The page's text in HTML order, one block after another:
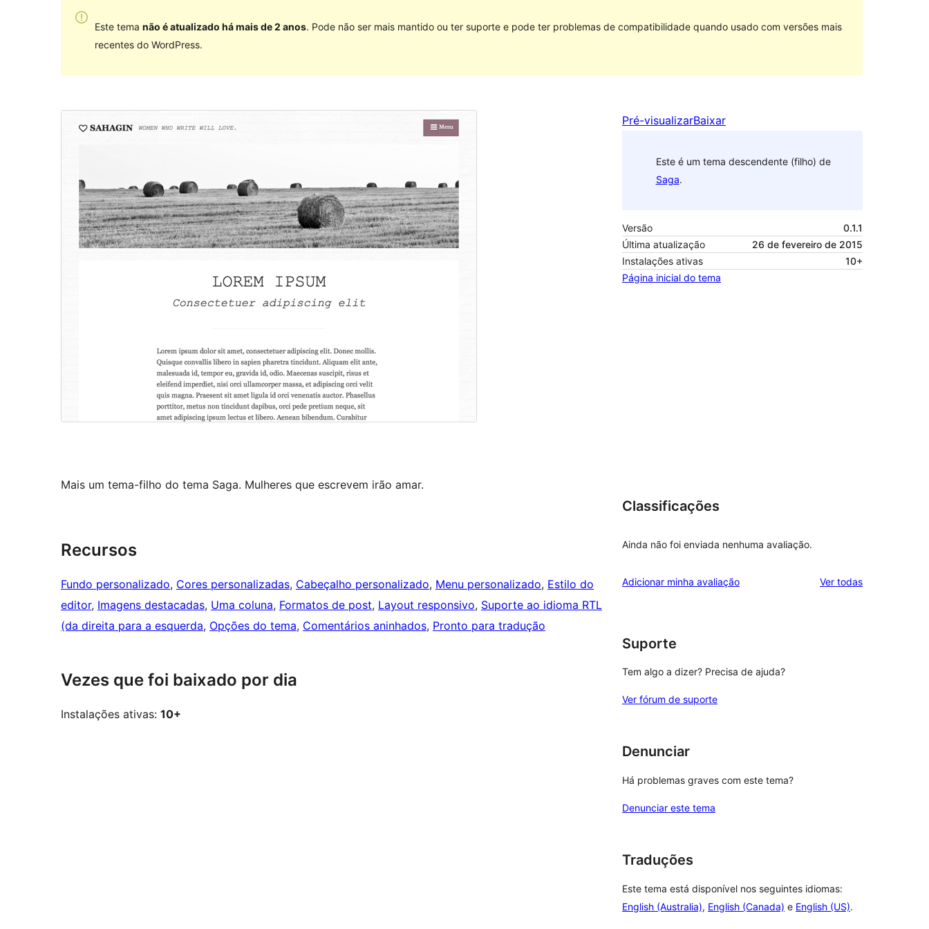
Este tema não é atualizado há mais de 2 anos. Pode não ser mais mantido ou ter suporte e pode ter problemas de compatibilidade quando usado com versões mais
recentes do WordPress.
Pré-visualizarBaixar
Este é um tema descendente (filho) de
Saga.
Versão
0.1.1
Última atualização
26 de fevereiro de 2015
Instalações ativas
10+
Página inicial do tema
Mais um tema-filho do tema Saga. Mulheres que escrevem irão amar.
Recursos
Fundo personalizado, Cores personalizadas, Cabeçalho personalizado, Menu personalizado, Estilo do
editor, Imagens destacadas, Uma coluna, Formatos de post, Layout responsivo, Suporte ao idioma RTL
(da direita para a esquerda, Opções do tema, Comentários aninhados, Pronto para tradução
Vezes que foi baixado por dia
Instalações ativas: 10+
Classificações
Ainda não foi enviada nenhuma avaliação.
Adicionar minha avaliação Ver todasavaliações
Suporte
Tem algo a dizer? Precisa de ajuda?
Ver fórum de suporte
Denunciar
Há problemas graves com este tema?
Denunciar este tema
Traduções
Este tema está disponível nos seguintes idiomas:
English (Australia), English (Canada) e English (US).